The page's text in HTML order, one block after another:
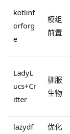
kotlinf
orforg
e
模组
前置
LadyL
ucs+Cr
itter
驯服
生物
lazydf
优化